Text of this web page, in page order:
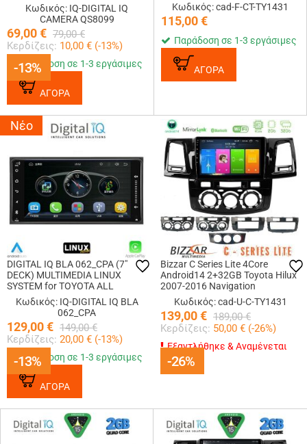
-13%
Κωδικός: IQ-DIGITAL IQ
CAMERA QS8099
69,00€ 79,00 €
Κερδίζεις: 10,00 € (-13%)
-13%
Παράδοση σε 1-3 εργάσιμες
ΑΓΟΡΑ
Κωδικός: cad-F-CT-TY1431
115,00€
Παράδοση σε 1-3 εργάσιμες
ΑΓΟΡΑ
Νέο
-13%
DIGITAL IQ BLA 062_CPA (7"
DECK) MULTIMEDIA LINUX
SYSTEM for TOYOTA ALL
(200mm)
Κωδικός: IQ-DIGITAL IQ BLA
062_CPA
129,00€ 149,00 €
Κερδίζεις: 20,00 € (-13%)
-13%
Παράδοση σε 1-3 εργάσιμες
ΑΓΟΡΑ
-26%
Bizzar C Series Lite 4Core
Android14 2+32GB Toyota Hilux
2007-2016 Navigation
Multimedia Tablet 9
Κωδικός: cad-U-C-TY1431
139,00€ 189,00 €
Κερδίζεις: 50,00 € (-26%)
-26%
Εξαντλήθηκε & Αναμένεται